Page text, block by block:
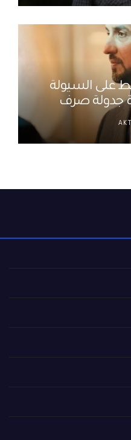
على السيولة
جدولة صرف
رواتب الموظفين في العراق د. عمر